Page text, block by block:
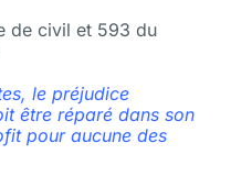
de civil et 593 du
le préjudice
être réparé dans son
pour aucune des